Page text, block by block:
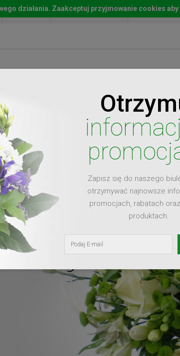
Start Moje konto Lista
Zapisz się do naszego
otrzymywać najnowsze
promocjach, rabatach
produktach.
działania. Zaakceptuj przyjmowanie cookies